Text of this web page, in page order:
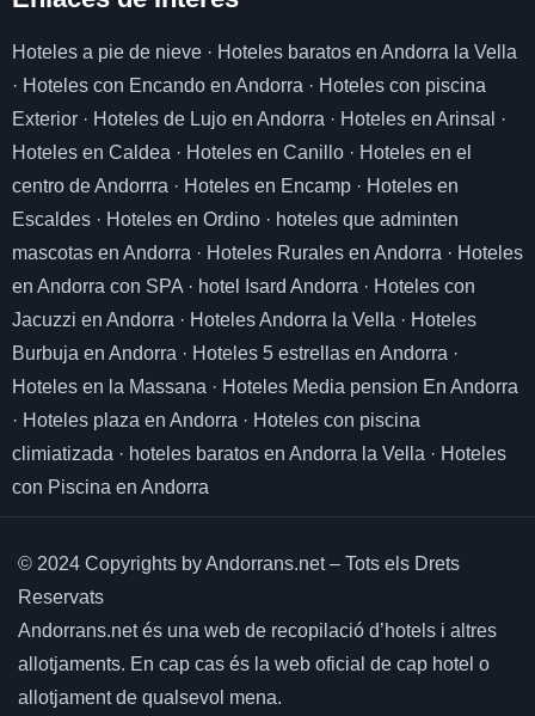
Hoteles a pie de nieve · Hoteles baratos en Andorra la Vella
· Hoteles con Encando en Andorra · Hoteles con piscina
Exterior · Hoteles de Lujo en Andorra · Hoteles en Arinsal ·
Hoteles en Caldea · Hoteles en Canillo · Hoteles en el
centro de Andorrra · Hoteles en Encamp · Hoteles en
Escaldes · Hoteles en Ordino · hoteles que adminten
mascotas en Andorra · Hoteles Rurales en Andorra · Hoteles
en Andorra con SPA· hotel Isard Andorra · Hoteles con
Jacuzzi en Andorra · Hoteles Andorra la Vella · Hoteles
Burbuja en Andorra · Hoteles 5 estrellas en Andorra ·
Hoteles en la Massana · Hoteles Media pension En Andorra
· Hoteles plaza en Andorra · Hoteles con piscina
climiatizada · hoteles baratos en Andorra la Vella · Hoteles
con Piscina en Andorra
© 2024 Copyrights by Andorrans.net – Tots els Drets
Reservats
Andorrans.net és una web de recopilació d’hotels i altres
allotjaments. En cap cas és la web oficial de cap hotel o
allotjament de qualsevol mena.